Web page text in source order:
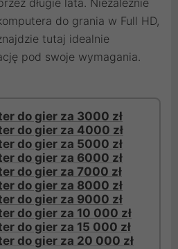
długie lata. Niezależnie
do grania w Full HD,
tutaj idealnie
pod swoje wymagania.
do gier za 3000 zł
do gier za 4000 zł
do gier za 5000 zł
do gier za 6000 zł
do gier za 7000 zł
do gier za 8000 zł
do gier za 9000 zł
do gier za 10 000 zł
do gier za 15 000 zł
do gier za 20 000 zł